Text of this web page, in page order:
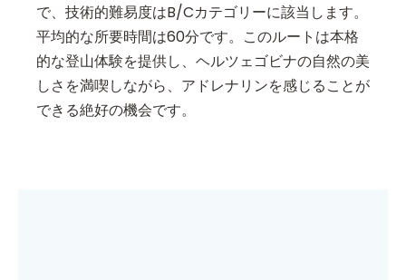
で、技術的難易度はB/Cカテゴリーに該当します。
平均的な所要時間は60分です。このルートは本格
的な登山体験を提供し、ヘルツェゴビナの自然の美
しさを満喫しながら、アドレナリンを感じることが
できる絶好の機会です。